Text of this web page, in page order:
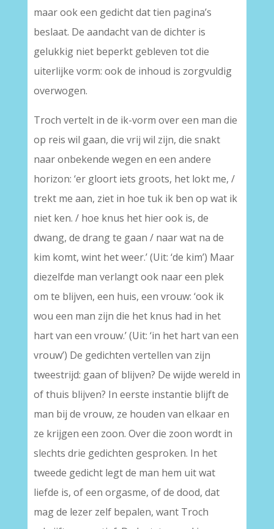
maar ook een gedicht dat tien pagina’s
beslaat. De aandacht van de dichter is
gelukkig niet beperkt gebleven tot die
uiterlijke vorm: ook de inhoud is zorgvuldig
overwogen.
Troch vertelt in de ik-vorm over een man die
op reis wil gaan, die vrij wil zijn, die snakt
naar onbekende wegen en een andere
horizon: ‘er gloort iets groots, het lokt me, /
trekt me aan, ziet in hoe tuk ik ben op wat ik
niet ken. / hoe knus het hier ook is, de
dwang, de drang te gaan / naar wat na de
kim komt, wint het weer.’ (Uit: ‘de kim’) Maar
diezelfde man verlangt ook naar een plek
om te blijven, een huis, een vrouw: ‘ook ik
wou een man zijn die het knus had in het
hart van een vrouw.’ (Uit: ‘in het hart van een
vrouw’) De gedichten vertellen van zijn
tweestrijd: gaan of blijven? De wijde wereld in
of thuis blijven? In eerste instantie blijft de
man bij de vrouw, ze houden van elkaar en
ze krijgen een zoon. Over die zoon wordt in
slechts drie gedichten gesproken. In het
tweede gedicht legt de man hem uit wat
liefde is, of een orgasme, of de dood, dat
mag de lezer zelf bepalen, want Troch